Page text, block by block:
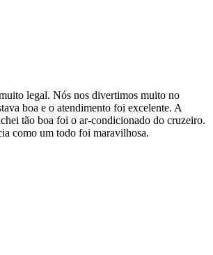
legal. Nós nos divertimos muito no
boa e o atendimento foi excelente. A
tão boa foi o ar-condicionado do cruzeiro.
como um todo foi maravilhosa.